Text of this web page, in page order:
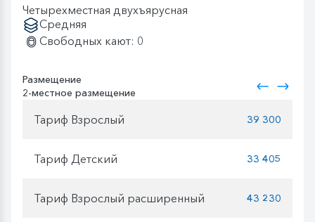
Четырехместная двухъярусная
Средняя
Свободных кают: 0
Размещение
2-местное размещение
Тариф Взрослый 39 300
Тариф Детский 33 405
Тариф Взрослый расширенный 43 230